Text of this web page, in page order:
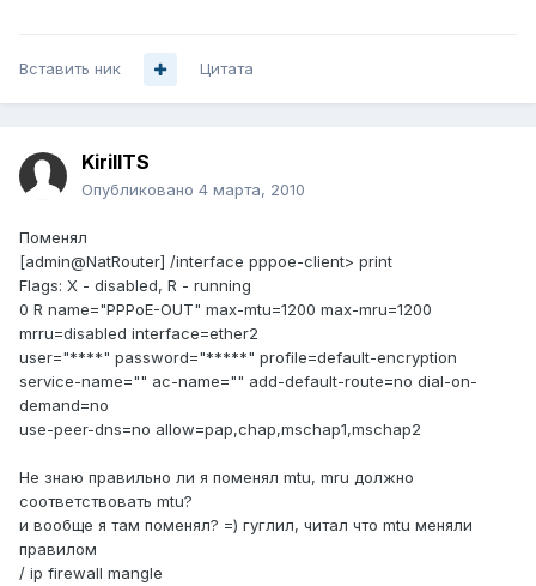
Вставить ник Цитата
KirillTS
Опубликовано 4 марта, 2010
Поменял
[admin@NatRouter] /interface pppoe-client> print
Flags: X - disabled, R - running
0 R name="PPPoE-OUT" max-mtu=1200 max-mru=1200
mrru=disabled interface=ether2
user="****" password="*****" profile=default-encryption
service-name="" ac-name="" add-default-route=no dial-on-
demand=no
use-peer-dns=no allow=pap,chap,mschap1,mschap2
Не знаю правильно ли я поменял mtu, mru должно
соответствовать mtu?
и вообще я там поменял? =) гуглил, читал что mtu меняли
правилом
/ ip firewall mangle